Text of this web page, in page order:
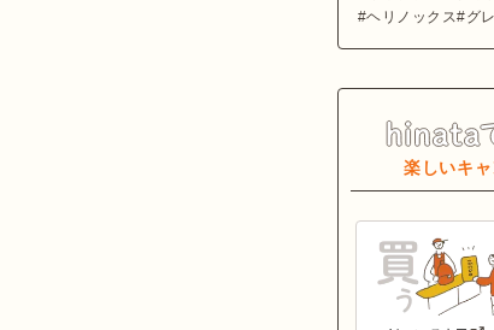
ヘリノックス
グ
楽しいキャ